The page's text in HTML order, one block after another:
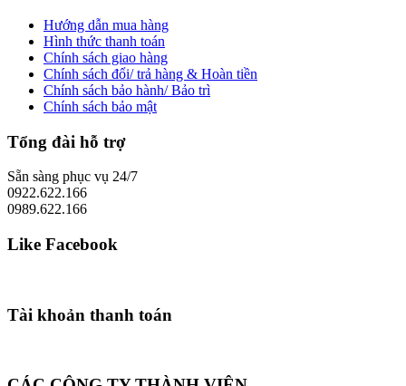
Hướng dẫn mua hàng
Hình thức thanh toán
Chính sách giao hàng
Chính sách đổi/ trả hàng & Hoàn tiền
Chính sách bảo hành/ Bảo trì
Chính sách bảo mật
Tổng đài hỗ trợ
Sẵn sàng phục vụ 24/7
0922.622.166
0989.622.166
Like Facebook
Tài khoản thanh toán